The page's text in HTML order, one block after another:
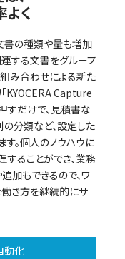
く
書の種類や量も増加
連する文書をグループ
組み合わせによる新た
KYOCERA Capture
すだけで、見積書な
分類など、設定した
。個人のノウハウに
することができ、業務
加もできるので、ワ
き方を継続的にサ
動化